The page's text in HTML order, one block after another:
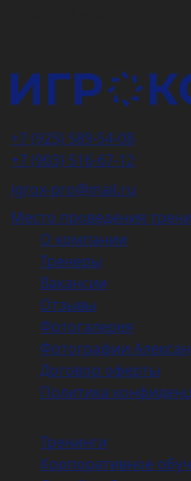
+7 (925) 589-54-08
+7 (903) 516-67-12
igrox-pro@mail.ru
Место проведения
О компании
Тренеры
Вакансии
Отзывы
Фотогалерея
Фотографии
Договор оферты
Политика
Тренинги
Корпоративное